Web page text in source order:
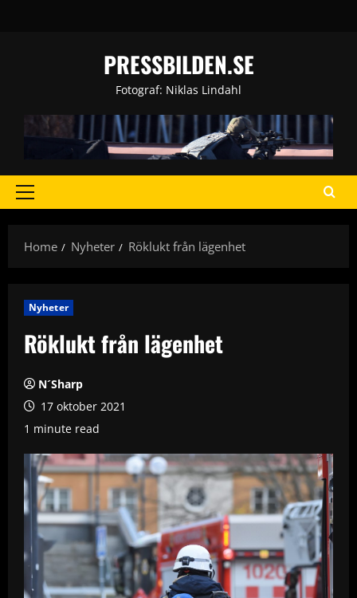
PRESSBILDEN.SE
Fotograf: Niklas Lindahl
Primary
Home
Nyheter Röklukt från lägenhet
Nyheter
Röklukt från lägenhet
N´Sharp
17 oktober 2021
1 minute read